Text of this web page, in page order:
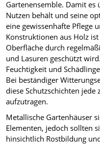
Gartenensemble. Damit es
Nutzen behält und seine
eine gewissenhafte Pflege
Konstruktionen aus Holz
Oberfläche durch
und Lasuren geschützt
Feuchtigkeit und
Bei beständiger
diese Schutzschichten jede
aufzutragen.
Metallische Gartenhäuser
Elementen, jedoch sollten
hinsichtlich Rostbildung